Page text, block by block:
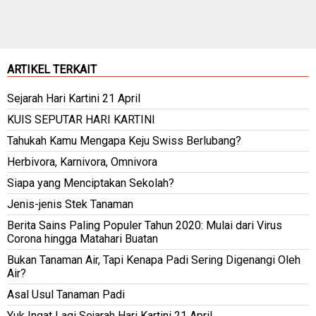
ARTIKEL TERKAIT
Sejarah Hari Kartini 21 April
KUIS SEPUTAR HARI KARTINI
Tahukah Kamu Mengapa Keju Swiss Berlubang?
Herbivora, Karnivora, Omnivora
Siapa yang Menciptakan Sekolah?
Jenis-jenis Stek Tanaman
Berita Sains Paling Populer Tahun 2020: Mulai dari Virus
Corona hingga Matahari Buatan
Bukan Tanaman Air, Tapi Kenapa Padi Sering Digenangi Oleh
Air?
Asal Usul Tanaman Padi